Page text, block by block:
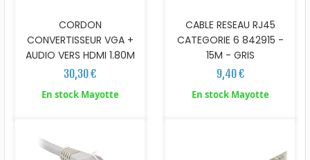
CORDON
CONVERTISSEUR VGA +
AUDIO VERS HDMI 1.80M
30,30 €
En stock Mayotte
CABLE RESEAU RJ45
CATEGORIE 6 842915 -
15M - GRIS
9,40 €
En stock Mayotte